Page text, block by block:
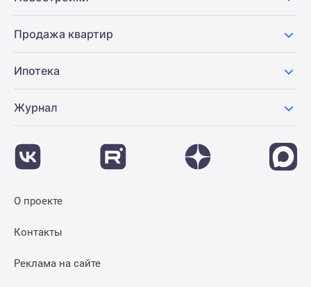
Продажа квартир
Ипотека
Журнал
О проекте
Контакты
Реклама на сайте